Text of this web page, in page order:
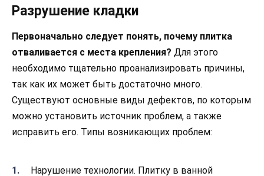
Разрушение кладки
Первоначально следует понять, почему плитка
отваливается с места крепления? Для этого
необходимо тщательно проанализировать причины,
так как их может быть достаточно много.
Существуют основные виды дефектов, по которым
можно установить источник проблем, а также
исправить его. Типы возникающих проблем:
Нарушение технологии. Плитку в ванной